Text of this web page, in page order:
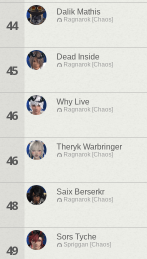
44
Dalik Mathis
Ragnarok [Chaos]
45
Dead Inside
Ragnarok [Chaos]
46
Why Live
Ragnarok [Chaos]
46
Theryk Warbringer
Ragnarok [Chaos]
48
Saix Berserkr
Ragnarok [Chaos]
49
Sors Tyche
Spriggan [Chaos]